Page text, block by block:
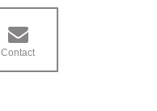
Contact